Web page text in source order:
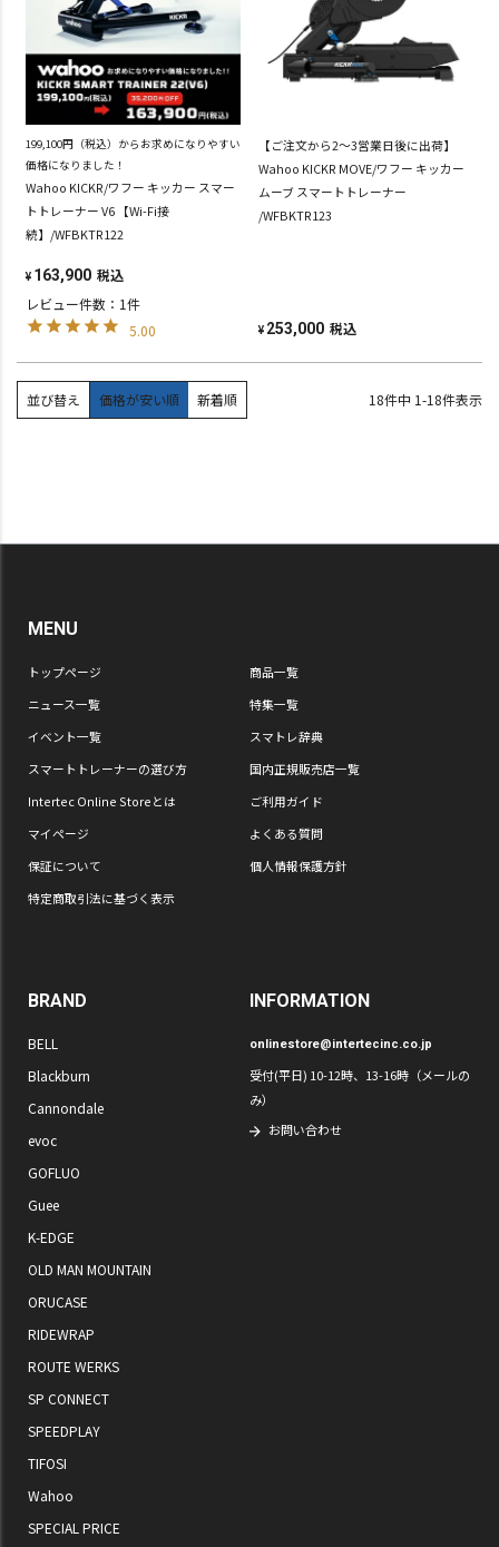
199,100円（税込）からお求めになりやすい
価格になりました！
Wahoo KICKR/ワフー キッカー スマー
トトレーナー V6 【Wi-Fi接
続】/WFBKTR122
¥ 163,900 税込
レビュー件数：1件
5.00
【ご注文から2～3営業日後に出荷】
Wahoo KICKR MOVE/ワフー キッカー
ムーブ スマートトレーナー
/WFBKTR123
¥ 253,000 税込
並び替え 価格が安い順 新着順 18件中 1-18件表示
MENU
トップページ
商品一覧
ニュース一覧
特集一覧
イベント一覧
スマトレ辞典
スマートトレーナーの選び方
国内正規販売店一覧
Intertec Online Storeとは
ご利用ガイド
マイページ
よくある質問
保証について
個人情報保護方針
特定商取引法に基づく表示
BRAND
BELL
Blackburn
Cannondale
evoc
GOFLUO
Guee
K-EDGE
OLD MAN MOUNTAIN
ORUCASE
RIDEWRAP
ROUTE WERKS
SP CONNECT
SPEEDPLAY
TIFOSI
Wahoo
SPECIAL PRICE
INFORMATION
onlinestore@intertecinc.co.jp
受付(平日) 10-12時、13-16時（メールの
み）
お問い合わせ